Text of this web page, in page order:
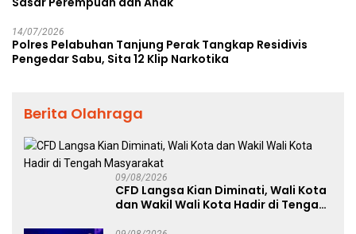
14/07/2026
Polres Pelabuhan Tanjung Perak Tangkap Residivis
Pengedar Sabu, Sita 12 Klip Narkotika
Berita Olahraga
09/08/2026
CFD Langsa Kian Diminati, Wali Kota
dan Wakil Wali Kota Hadir di Tengah